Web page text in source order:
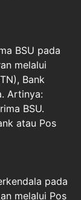
BSU pada
melalui
Bank
Artinya:
BSU.
atau Pos
pada
melalui Pos